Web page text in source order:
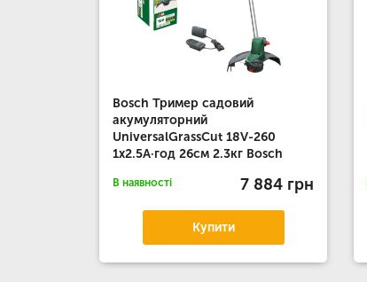
Bosch Тример садовий
акумуляторний
UniversalGrassCut 18V-260
1х2.5А·год 26см 2.3кг Bosch
В наявності 7 884 грн
Купити